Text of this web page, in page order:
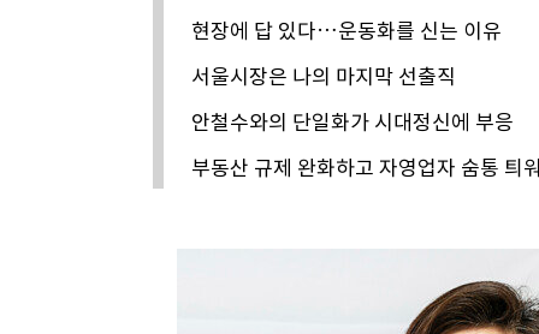
현장에 답 있다…운동화를 신는 이유
서울시장은 나의 마지막 선출직
안철수와의 단일화가 시대정신에 부응
부동산 규제 완화하고 자영업자 숨통 틔